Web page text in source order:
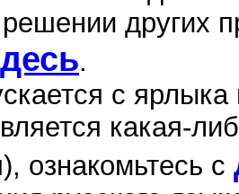
других
.
с
какая-
ознакомьтесь с